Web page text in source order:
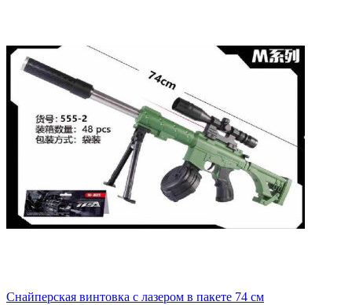
Снайперская винтовка с лазером в пакете 74 см